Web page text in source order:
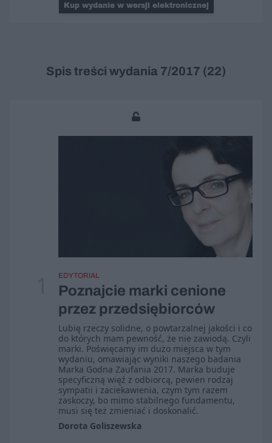
Kup wydanie w wersji elektronicznej
Spis treści wydania 7/2017 (22)
EDYTORIAL
Poznajcie marki cenione
przez przedsiębiorców
Lubię rzeczy solidne, o powtarzalnej jakości i co
do których mam pewność, że nie zawiodą. Czyli
marki. Poświęcamy im dużo miejsca w tym
wydaniu, omawiając wyniki naszego badania
Marka Godna Zaufania 2017. Marka buduje
specyficzną więź z odbiorcą, pewien rodzaj
sympatii i zaciekawienia, czym tym razem
zaskoczy, bo mimo stabilnego fundamentu,
musi się też zmieniać i doskonalić.
Dorota Goliszewska